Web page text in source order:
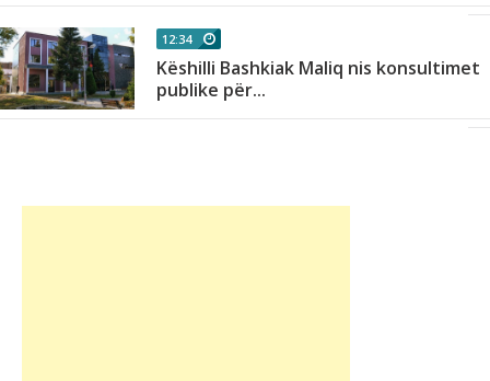
12:34
Këshilli Bashkiak Maliq nis konsultimet
publike për...